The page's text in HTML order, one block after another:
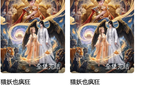
全集完结
猫妖也疯狂
全集完结
猫妖也疯狂